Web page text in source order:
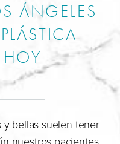
ÁNGELES
y bellas suelen tener